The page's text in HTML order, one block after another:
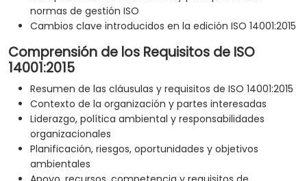
normas de gestión ISO
Cambios clave introducidos en la edición ISO 14001:2015
Comprensión de los Requisitos de ISO
14001:2015
Resumen de las cláusulas y requisitos de ISO 14001:2015
Contexto de la organización y partes interesadas
Liderazgo, política ambiental y responsabilidades
organizacionales
Planificación, riesgos, oportunidades y objetivos
ambientales